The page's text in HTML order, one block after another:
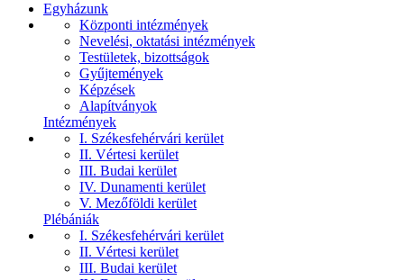
Egyházunk
Központi intézmények
Nevelési, oktatási intézmények
Testületek, bizottságok
Gyűjtemények
Képzések
Alapítványok
Intézmények
I. Székesfehérvári kerület
II. Vértesi kerület
III. Budai kerület
IV. Dunamenti kerület
V. Mezőföldi kerület
Plébániák
I. Székesfehérvári kerület
II. Vértesi kerület
III. Budai kerület